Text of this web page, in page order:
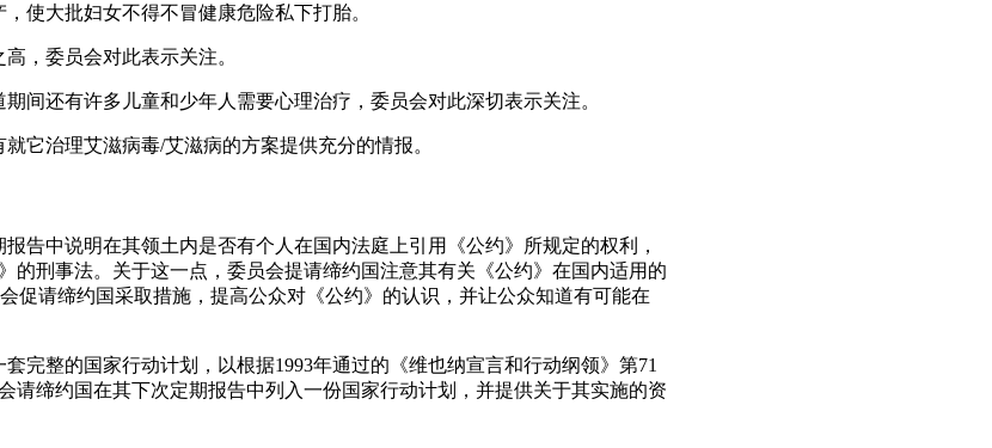
使大批妇女不得不冒健康危险私下打胎。
，委员会对此表示关注。
间还有许多儿童和少年人需要心理治疗，委员会对此深切表示关注。
它治理艾滋病毒/艾滋病的方案提供充分的情报。
告中说明在其领土内是否有个人在国内法庭上引用《公约》所规定的权利，
的刑事法。关于这一点，委员会提请缔约国注意其有关《公约》在国内适用的
会促请缔约国采取措施，提高公众对《公约》的认识，并让公众知道有可能在
完整的国家行动计划，以根据1993年通过的《维也纳宣言和行动纲领》第71
请缔约国在其下次定期报告中列入一份国家行动计划，并提供关于其实施的资